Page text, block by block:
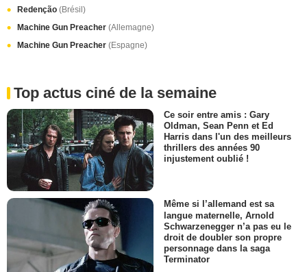
Redenção (Brésil)
Machine Gun Preacher (Allemagne)
Machine Gun Preacher (Espagne)
Top actus ciné de la semaine
Ce soir entre amis : Gary
Oldman, Sean Penn et Ed
Harris dans l'un des meilleurs
thrillers des années 90
injustement oublié !
Même si l’allemand est sa
langue maternelle, Arnold
Schwarzenegger n’a pas eu le
droit de doubler son propre
personnage dans la saga
Terminator